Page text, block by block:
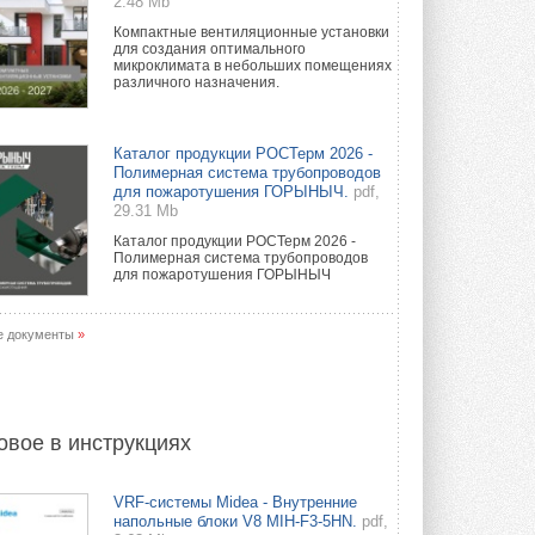
Компактные вентиляционные установки
для создания оптимального
микроклимата в небольших помещениях
различного назначения.
Каталог продукции РОСТерм 2026 -
Полимерная система трубопроводов
для пожаротушения ГОРЫНЫЧ.
pdf,
29.31 Mb
Каталог продукции РОСТерм 2026 -
Полимерная система трубопроводов
для пожаротушения ГОРЫНЫЧ
документы »
в инструкциях
VRF-системы Midea - Внутренние
напольные блоки V8 MIH-F3-5HN. pdf,